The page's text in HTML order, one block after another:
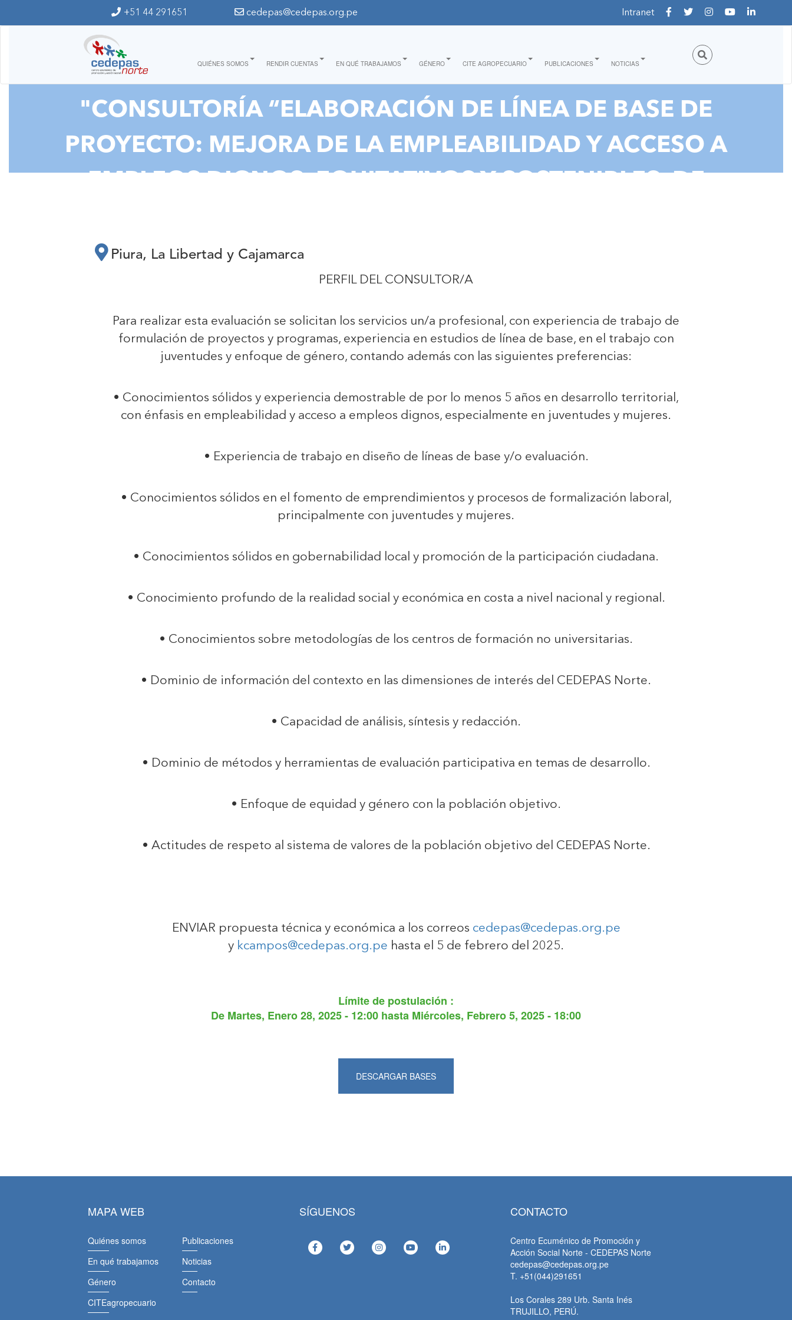
+51 44 291651 cedepas@cedepas.org.pe Intranet
QUIÉNES SOMOS RENDIR CUENTAS EN QUÉ TRABAJAMOS GÉNERO CITE AGROPECUARIO PUBLICACIONES NOTICIAS
"CONSULTORÍA “ELABORACIÓN DE LÍNEA DE BASE DE
PROYECTO: MEJORA DE LA EMPLEABILIDAD Y ACCESO A
RURALES DEL NORTE DEL PERÚ""
Piura, La Libertad y Cajamarca
PERFIL DEL CONSULTOR/A
Para realizar esta evaluación se solicitan los servicios un/a profesional, con experiencia de trabajo de
formulación de proyectos y programas, experiencia en estudios de línea de base, en el trabajo con
juventudes y enfoque de género, contando además con las siguientes preferencias:
• Conocimientos sólidos y experiencia demostrable de por lo menos 5 años en desarrollo territorial,
con énfasis en empleabilidad y acceso a empleos dignos, especialmente en juventudes y mujeres.
• Experiencia de trabajo en diseño de líneas de base y/o evaluación.
• Conocimientos sólidos en el fomento de emprendimientos y procesos de formalización laboral,
principalmente con juventudes y mujeres.
• Conocimientos sólidos en gobernabilidad local y promoción de la participación ciudadana.
• Conocimiento profundo de la realidad social y económica en costa a nivel nacional y regional.
• Conocimientos sobre metodologías de los centros de formación no universitarias.
• Dominio de información del contexto en las dimensiones de interés del CEDEPAS Norte.
• Capacidad de análisis, síntesis y redacción.
• Dominio de métodos y herramientas de evaluación participativa en temas de desarrollo.
• Enfoque de equidad y género con la población objetivo.
• Actitudes de respeto al sistema de valores de la población objetivo del CEDEPAS Norte.
ENVIAR propuesta técnica y económica a los correos cedepas@cedepas.org.pe
y kcampos@cedepas.org.pe hasta el 5 de febrero del 2025.
Límite de postulación :
De Martes, Enero 28, 2025 - 12:00 hasta Miércoles, Febrero 5, 2025 - 18:00
DESCARGAR BASES
MAPA WEB
Quiénes somos
En qué trabajamos
Género
CITEagropecuario
Publicaciones
Noticias
Contacto
SÍGUENOS CONTACTO
Centro Ecuménico de Promoción y
Acción Social Norte - CEDEPAS Norte
cedepas@cedepas.org.pe
T. +51(044)291651
Los Corales 289 Urb. Santa Inés
TRUJILLO, PERÚ.